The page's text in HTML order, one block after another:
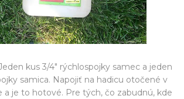
kus 3/4" rýchlospojky samec a jeden
samica. Napojiť na hadicu otočené v
a je to hotové. Pre tých, čo zabudnú, kde